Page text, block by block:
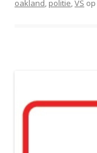
oakland, politie,VS op